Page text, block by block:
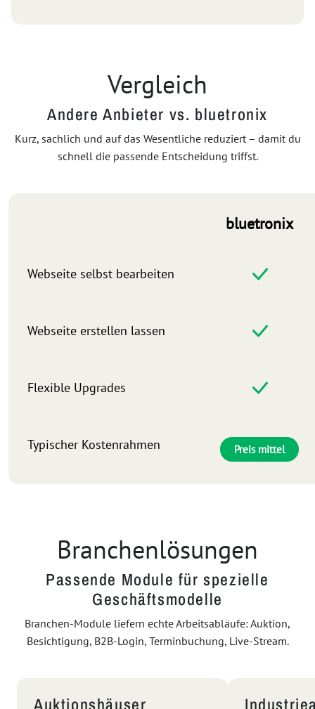
Vergleich
Andere Anbieter vs. bluetronix
Kurz, sachlich und auf das Wesentliche reduziert – damit du
schnell die passende Entscheidung triffst.
bluetronix
Webseite selbst bearbeiten
Webseite erstellen lassen
Flexible Upgrades
Typischer Kostenrahmen Preis mittel
Branchenlösungen
Passende Module für spezielle
Geschäftsmodelle
Branchen-Module liefern echte Arbeitsabläufe: Auktion,
Besichtigung, B2B-Login, Terminbuchung, Live-Stream.
Auktionshäuser